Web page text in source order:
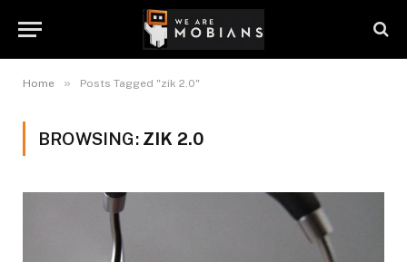
Home » Posts Tagged "zik 2.0"
BROWSING: ZIK 2.0